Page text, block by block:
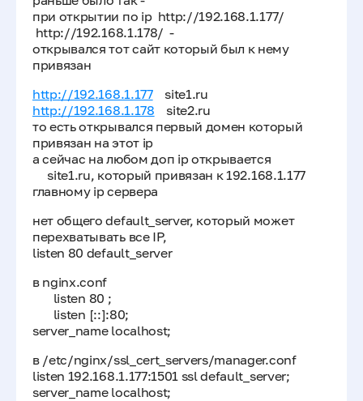
при открытии по ip http://192.168.1.177/
http://192.168.1.178/ -
открывался тот сайт который был к нему
привязан
http://192.168.1.177site1.ru
http://192.168.1.178 site2.ru
то есть открывался первый домен который
привязан на этот ip
а сейчас на любом доп ip открывается
site1.ru, который привязан к 192.168.1.177
главному ip сервера
нет общего default_server, который может
перехватывать все IP,
listen 80 default_server
в nginx.conf
listen 80 ;
listen [::]:80;
server_name localhost;
в /etc/nginx/ssl_cert_servers/manager.conf
listen 192.168.1.177:1501 ssl default_server;
server_name localhost;